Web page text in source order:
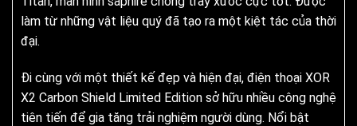
làm từ những vật liệu quý đã tạo ra một kiệt tác của thời
đại.
Đi cùng với một thiết kế đẹp và hiện đại, điện thoại XOR
X2 Carbon Shield Limited Edition sở hữu nhiều công nghệ
tiên tiến để gia tăng trải nghiệm người dùng. Nổi bật